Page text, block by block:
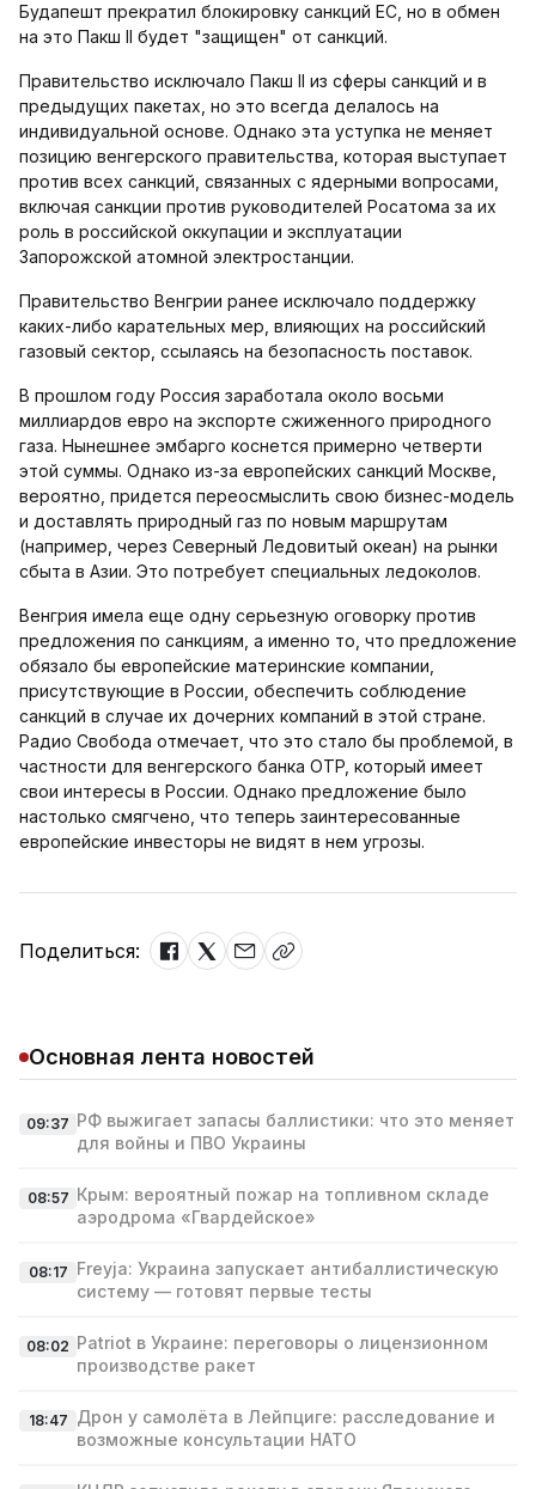
Будапешт прекратил блокировку санкций ЕС, но в обмен
на это Пакш II будет "защищен" от санкций.
Правительство исключало Пакш II из сферы санкций и в
предыдущих пакетах, но это всегда делалось на
индивидуальной основе. Однако эта уступка не меняет
позицию венгерского правительства, которая выступает
против всех санкций, связанных с ядерными вопросами,
включая санкции против руководителей Росатома за их
роль в российской оккупации и эксплуатации
Запорожской атомной электростанции.
Правительство Венгрии ранее исключало поддержку
каких-либо карательных мер, влияющих на российский
газовый сектор, ссылаясь на безопасность поставок.
В прошлом году Россия заработала около восьми
миллиардов евро на экспорте сжиженного природного
газа. Нынешнее эмбарго коснется примерно четверти
этой суммы. Однако из-за европейских санкций Москве,
вероятно, придется переосмыслить свою бизнес-модель
и доставлять природный газ по новым маршрутам
(например, через Северный Ледовитый океан) на рынки
сбыта в Азии. Это потребует специальных ледоколов.
Венгрия имела еще одну серьезную оговорку против
предложения по санкциям, а именно то, что предложение
обязало бы европейские материнские компании,
присутствующие в России, обеспечить соблюдение
санкций в случае их дочерних компаний в этой стране.
Радио Свобода отмечает, что это стало бы проблемой, в
частности для венгерского банка OTP, который имеет
свои интересы в России. Однако предложение было
настолько смягчено, что теперь заинтересованные
европейские инвесторы не видят в нем угрозы.
Поделиться:
Основная лента новостей
09:37 РФ выжигает запасы баллистики: что это меняет
для войны и ПВО Украины
08:57 Крым: вероятный пожар на топливном складе
аэродрома «Гвардейское»
08:17 Freyja: Украина запускает антибаллистическую
систему — готовят первые тесты
08:02 Patriot в Украине: переговоры о лицензионном
производстве ракет
18:47 Дрон у самолёта в Лейпциге: расследование и
возможные консультации НАТО